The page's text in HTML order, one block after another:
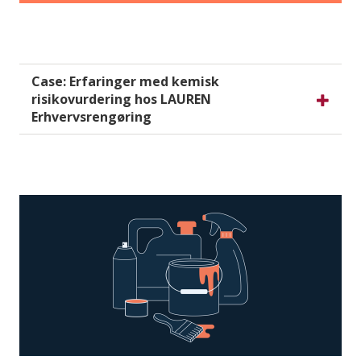
Case: Erfaringer med kemisk
risikovurdering hos LAUREN
Erhvervsrengøring